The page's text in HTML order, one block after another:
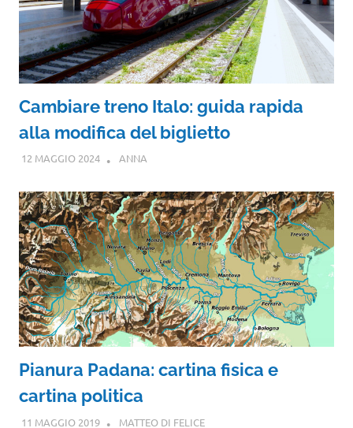
Cambiare treno Italo: guida rapida
alla modifica del biglietto
12 MAGGIO 2024 ANNA
Pianura Padana: cartina fisica e
cartina politica
11 MAGGIO 2019 MATTEO DI FELICE